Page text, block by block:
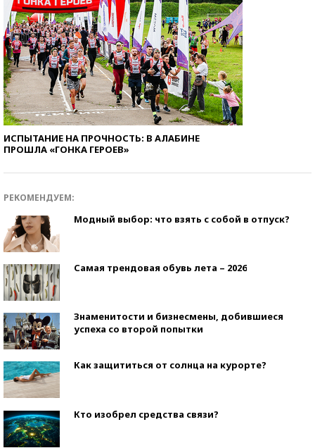
ИСПЫТАНИЕ НА ПРОЧНОСТЬ: В АЛАБИНЕ
ПРОШЛА «ГОНКА ГЕРОЕВ»
РЕКОМЕНДУЕМ:
Модный выбор: что взять с собой в отпуск?
Самая трендовая обувь лета – 2026
Знаменитости и бизнесмены, добившиеся
успеха со второй попытки
Как защититься от солнца на курорте?
Кто изобрел средства связи?